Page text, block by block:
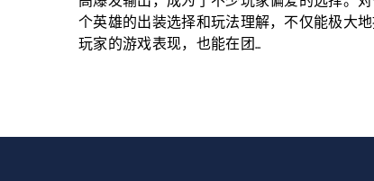
个英雄的出装选择和玩法理解，不仅能极大
玩家的游戏表现，也能在团...